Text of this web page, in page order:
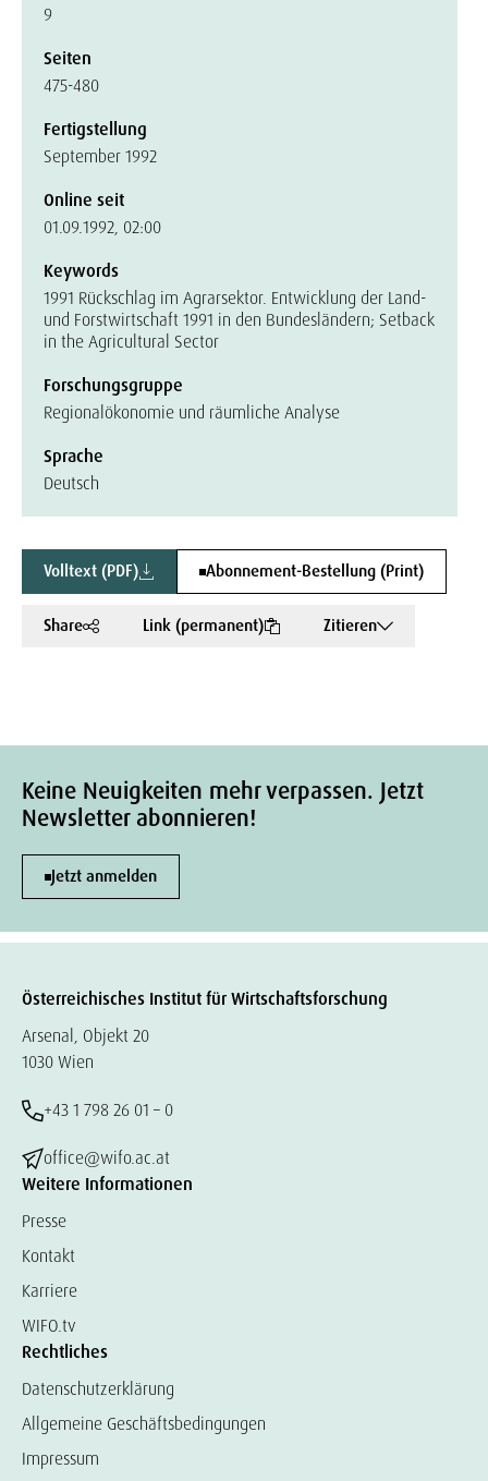
9
Seiten
475-480
Fertigstellung
September 1992
Online seit
01.09.1992, 02:00
Keywords
1991 Rückschlag im Agrarsektor. Entwicklung der Land-
und Forstwirtschaft 1991 in den Bundesländern; Setback
in the Agricultural Sector
Forschungsgruppe
Regionalökonomie und räumliche Analyse
Sprache
Deutsch
Volltext (PDF) Abonnement-Bestellung (Print)
Share Link (permanent) Zitieren
Keine Neuigkeiten mehr verpassen. Jetzt
Newsletter abonnieren!
Jetzt anmelden
Österreichisches Institut für Wirtschaftsforschung
Arsenal, Objekt 20
1030 Wien
+43 1 798 26 01 – 0
office@wifo.ac.at
Weitere Informationen
Presse
Kontakt
Karriere
WIFO.tv
Rechtliches
Datenschutzerklärung
Allgemeine Geschäftsbedingungen
Impressum